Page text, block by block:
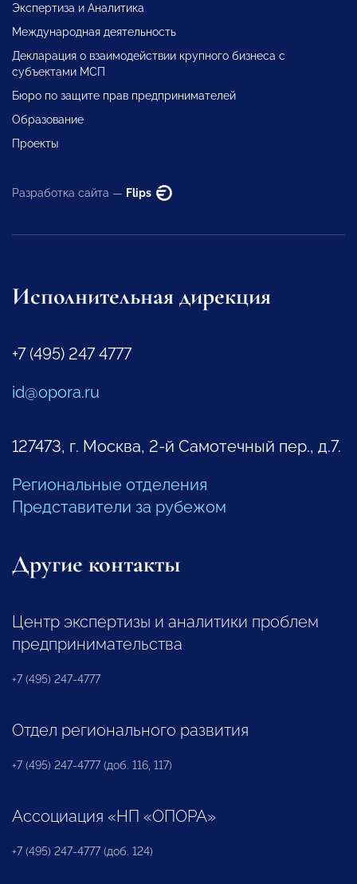
Экспертиза и Аналитика
Международная деятельность
Декларация о взаимодействии крупного бизнеса с
субъектами МСП
Бюро по защите прав предпринимателей
Образование
Проекты
Разработка сайта — Flips
Исполнительная дирекция
+7 (495) 247 4777
id@opora.ru
127473, г. Москва, 2-й Самотечный пер., д.7.
Региональные отделения
Представители за рубежом
Другие контакты
Центр экспертизы и аналитики проблем
предпринимательства
+7 (495) 247-4777
Отдел регионального развития
+7 (495) 247-4777 (доб. 116, 117)
Ассоциация «НП «ОПОРА»
+7 (495) 247-4777 (доб. 124)